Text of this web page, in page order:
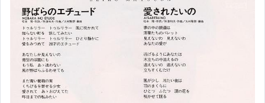
【現貨區】衣服名牌包
【昭和時計/掛時計/鬧鐘】
【日本原木圍棋盤】
【現貨區】模型公仔玩具